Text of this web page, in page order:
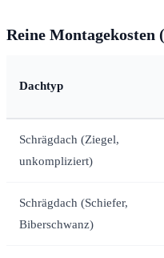
Reine Montagekosten
Dachtyp
Schrägdach (Ziegel,
unkompliziert)
Schrägdach (Schiefer,
Biberschwanz)